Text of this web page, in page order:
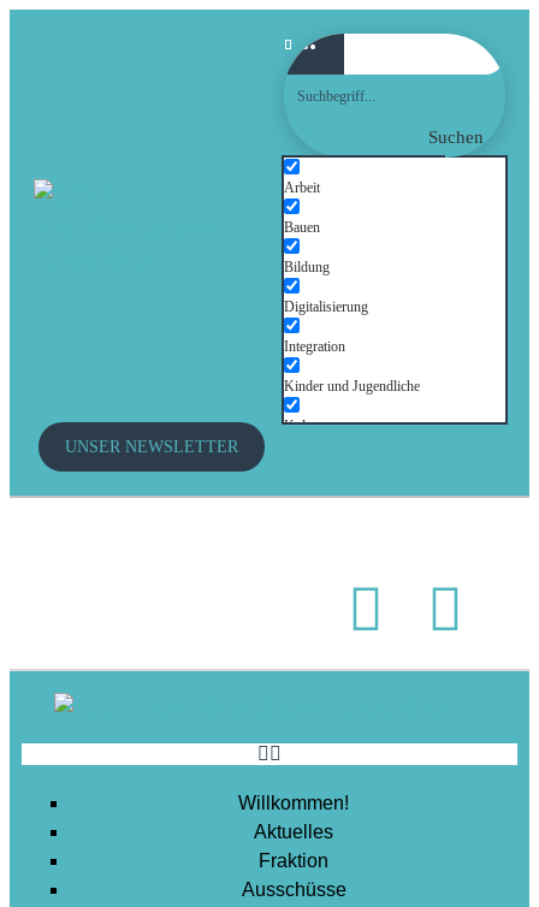
Suchen
Arbeit
Bauen
Bildung
Digitalisierung
Integration
Kinder und Jugendliche
Kultur
Stadtentwicklung
Wohnen
UNSER NEWSLETTER
Willkommen!
Aktuelles
Fraktion
Ausschüsse